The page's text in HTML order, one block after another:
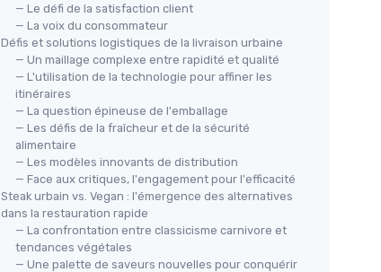
— Le défi de la satisfaction client
— La voix du consommateur
Défis et solutions logistiques de la livraison urbaine
— Un maillage complexe entre rapidité et qualité
— L'utilisation de la technologie pour affiner les
itinéraires
— La question épineuse de l'emballage
— Les défis de la fraîcheur et de la sécurité
alimentaire
— Les modèles innovants de distribution
— Face aux critiques, l'engagement pour l'efficacité
Steak urbain vs. Vegan : l'émergence des alternatives
dans la restauration rapide
— La confrontation entre classicisme carnivore et
tendances végétales
— Une palette de saveurs nouvelles pour conquérir